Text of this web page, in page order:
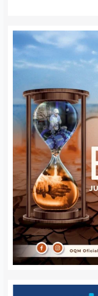
Agustín
regularización
en la capital
5 agosto, 2026
Querétaro, Agustín
visitó la
Altos del Salitre, en
de la capital, para
condiciones de
y dar seguimiento…